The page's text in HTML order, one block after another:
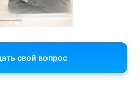
свой вопрос